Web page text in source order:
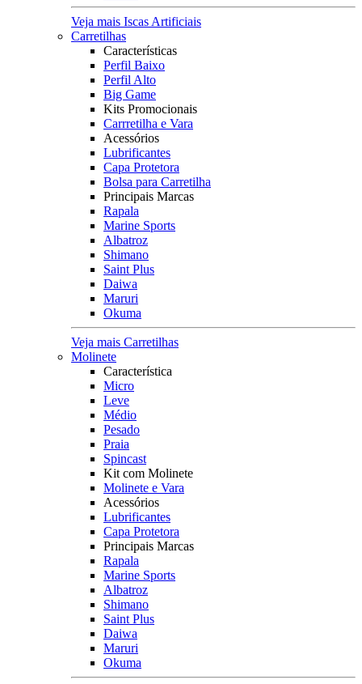
Veja mais Iscas Artificiais
Carretilhas
Características
Perfil Baixo
Perfil Alto
Big Game
Kits Promocionais
Carrretilha e Vara
Acessórios
Lubrificantes
Capa Protetora
Bolsa para Carretilha
Principais Marcas
Rapala
Marine Sports
Albatroz
Shimano
Saint Plus
Daiwa
Maruri
Okuma
Veja mais Carretilhas
Molinete
Característica
Micro
Leve
Médio
Pesado
Praia
Spincast
Kit com Molinete
Molinete e Vara
Acessórios
Lubrificantes
Capa Protetora
Principais Marcas
Rapala
Marine Sports
Albatroz
Shimano
Saint Plus
Daiwa
Maruri
Okuma